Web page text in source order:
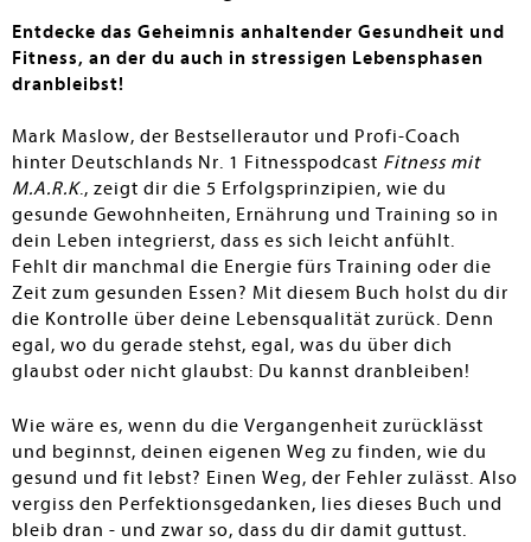
Entdecke das Geheimnis anhaltender Gesundheit und
Fitness, an der du auch in stressigen Lebensphasen
dranbleibst!
Mark Maslow, der Bestsellerautor und Profi-Coach
hinter Deutschlands Nr. 1 Fitnesspodcast Fitness mit
M.A.R.K., zeigt dir die 5 Erfolgsprinzipien, wie du
gesunde Gewohnheiten, Ernährung und Training so in
dein Leben integrierst, dass es sich leicht anfühlt.
Fehlt dir manchmal die Energie fürs Training oder die
Zeit zum gesunden Essen? Mit diesem Buch holst du dir
die Kontrolle über deine Lebensqualität zurück. Denn
egal, wo du gerade stehst, egal, was du über dich
glaubst oder nicht glaubst: Du kannst dranbleiben!
Wie wäre es, wenn du die Vergangenheit zurücklässt
und beginnst, deinen eigenen Weg zu finden, wie du
gesund und fit lebst? Einen Weg, der Fehler zulässt. Also
vergiss den Perfektionsgedanken, lies dieses Buch und
bleib dran - und zwar so, dass du dir damit guttust.